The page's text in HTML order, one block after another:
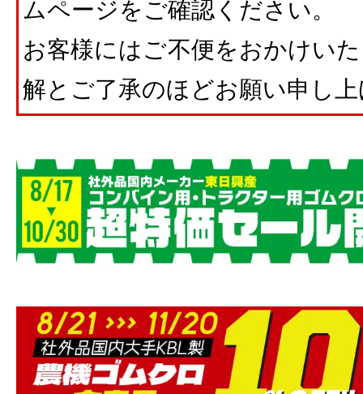
ムページをご確認ください。
お客様にはご不便をおかけい
解とご了承のほどお願い申し